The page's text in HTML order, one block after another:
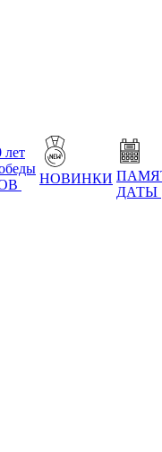
лет
НОВИНКИ
ДАТЫ